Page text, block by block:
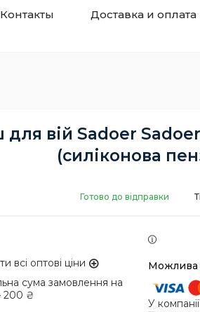
Контакты Доставка и оплата
для вій Sadoer
(силіконова
Готово до відправки
всі оптові ціни
сума замовлення на
200 ₴
У